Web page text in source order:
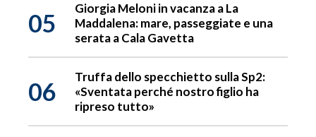
05
Giorgia Meloni in vacanza a La
Maddalena: mare, passeggiate e una
serata a Cala Gavetta
06
Truffa dello specchietto sulla Sp2:
«Sventata perché nostro figlio ha
ripreso tutto»